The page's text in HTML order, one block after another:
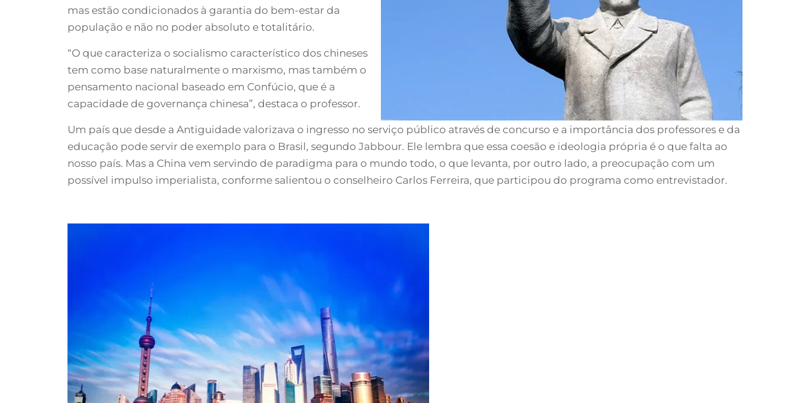
mas estão condicionados à garantia do bem-estar da
população e não no poder absoluto e totalitário.
“O que caracteriza o socialismo característico dos chineses
tem como base naturalmente o marxismo, mas também o
pensamento nacional baseado em Confúcio, que é a
capacidade de governança chinesa”, destaca o professor.
Um país que desde a Antiguidade valorizava o ingresso no serviço público através de concurso e a importância dos professores e da
educação pode servir de exemplo para o Brasil, segundo Jabbour. Ele lembra que essa coesão e ideologia própria é o que falta ao
nosso país. Mas a China vem servindo de paradigma para o mundo todo, o que levanta, por outro lado, a preocupação com um
possível impulso imperialista, conforme salientou o conselheiro Carlos Ferreira, que participou do programa como entrevistador.